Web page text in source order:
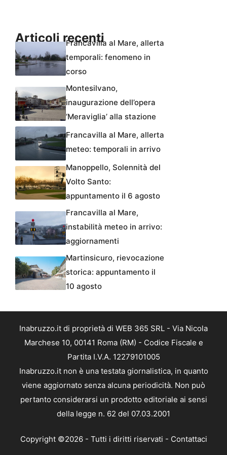
Articoli recentiFrancavilla al Mare, allerta
temporali: fenomeno in
corso
Montesilvano,
inaugurazione dell’opera
‘Meraviglia’ alla stazione
Francavilla al Mare, allerta
meteo: temporali in arrivo
Manoppello, Solennità del
Volto Santo:
appuntamento il 6 agosto
Francavilla al Mare,
instabilità meteo in arrivo:
aggiornamenti
Martinsicuro, rievocazione
storica: appuntamento il
10 agosto
Inabruzzo.it di proprietà di WEB 365 SRL - Via Nicola
Marchese 10, 00141 Roma (RM) - Codice Fiscale e
Partita I.V.A. 12279101005
Inabruzzo.it non è una testata giornalistica, in quanto
viene aggiornato senza alcuna periodicità. Non può
pertanto considerarsi un prodotto editoriale ai sensi
della legge n. 62 del 07.03.2001
Copyright ©2026 - Tutti i diritti riservati - Contattaci